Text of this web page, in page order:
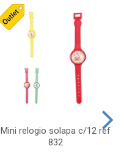
Mini relogio solapa c/12 ref
832